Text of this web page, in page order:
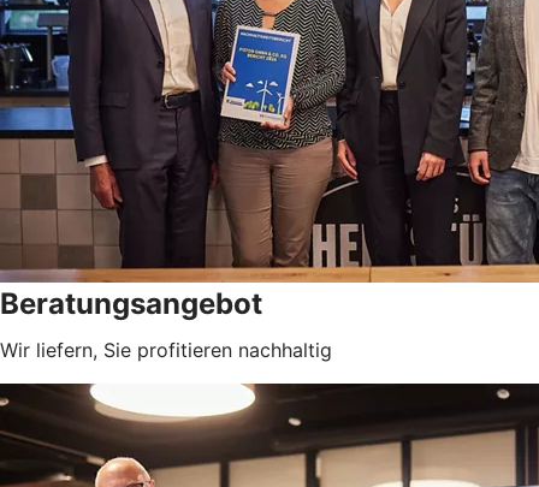
Beratungsangebot
Wir liefern, Sie profitieren nachhaltig